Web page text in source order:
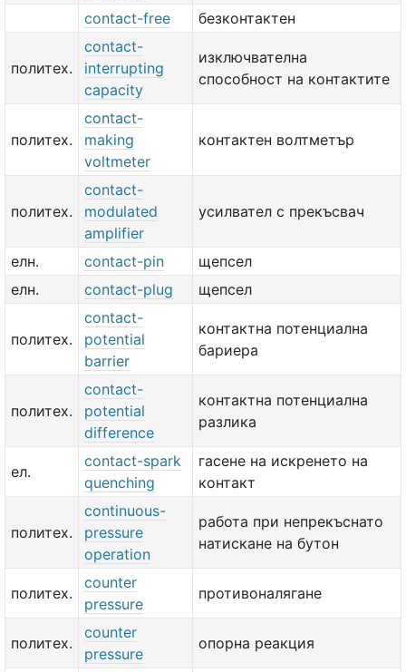
contact-free безконтактен
политех.
contact-
interrupting
capacity
изключвателна
способност на контактите
политех.
contact-
making
voltmeter
контактен волтметър
политех.
contact-
modulated
amplifier
усилвател с прекъсвач
елн. contact-pin
щепсел
елн.
contact-plug щепсел
политех.
contact-
potential
barrier
контактна потенциална
бариера
политех.
contact-
potential
difference
контактна потенциална
разлика
ел.
contact-spark
quenching
гасене на искренето на
контакт
политех.
continuous-
pressure
operation
работа при непрекъснато
натискане на бутон
политех.
counter
pressure
противоналягане
политех.
counter
pressure
опорна реакция